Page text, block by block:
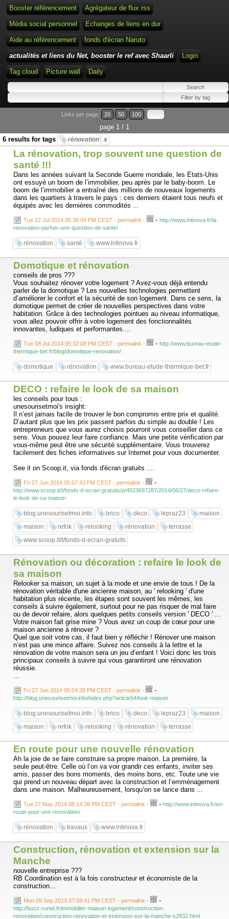
Booster référencement Agrégateur de flux rss
Média social personnel Echanges de liens en dur
Aide au référencement fonds d'écran Naruto
actualités et liens du Net, booster le ref avec Shaarli Login
Tag cloud Picture wall Daily
Links per page: 20 50 100
page 1 / 1
6 results for tags
rénovation x
La rénovation, trop souvent une question de
santé !!!
Dans les années suivant la Seconde Guerre mondiale, les États-Unis
ont essuyé un boom de l’immobilier, peu après par le baby-boom. Le
boom de l’immobilier a entraîné des millions de nouveaux logements
dans les quartiers à travers le pays : ces derniers étaient tous neufs et
équipés avec les dernières commodités ...
Tue 22 Jul 2014 05:36:04 PM CEST - permalink - - http://www.intinova.fr/la-
renovation-parfois-une-question-de-sante/
rénovation santé www.intinova.fr
Domotique et rénovation
conseils de pros ???
Vous souhaitez rénover votre logement ? Avez-vous déjà entendu
parler de la domotique ? Les nouvelles technologies permettent
d’améliorer le confort et la sécurité de son logement. Dans ce sens, la
domotique permet de créer de nouvelles perspectives dans votre
habitation. Grâce à des technologies pointues au niveau informatique,
vous allez pouvoir offrir à votre logement des fonctionnalités
innovantes, ludiques et performantes....
Tue 08 Jul 2014 05:32:08 PM CEST - permalink - - http://www.bureau-etude-
thermique-bet.fr/blog/domotique-renovation/
domotique rénovation www.bureau-etude-thermique-bet.fr
DECO : refaire le look de sa maison
les conseils pour tous :
unesourisetmoi's insight:
Il n’est jamais facile de trouver le bon compromis entre prix et qualité.
D’autant plus que les prix passent parfois du simple au double ! Les
entrepreneurs que vous aurez choisis pourront vous conseiller dans ce
sens. Vous pouvez leur faire confiance. Mais une petite vérification par
vous-même peut être une sécurité supplémentaire. Vous trouverez
facilement des fiches informatives sur Internet pour vous documenter.
See it on Scoop.it, via fonds d'écran gratuits ....
Fri 27 Jun 2014 05:07:43 PM CEST - permalink - -
http://www.scoop.it/t/fonds-d-ecran-gratuits/p/4023697287/2014/06/27/deco-refaire-
le-look-de-sa-maison
blog.unesourisetmoi.info brico deco lepraz23
maison
maison
refok relooking rénovation
terrasse
www.scoop.it/t/fonds-d-ecran-gratuits
Rénovation ou décoration : refaire le look de
sa maison
Relooker sa maison, un sujet à la mode et une envie de tous ! De la
rénovation véritable d'une ancienne maison, au ' relooking ' d'une
habitation plus récente, les étapes sont souvent les mêmes, les
conseils à suivre également, surtout pour ne pas risquer de mal faire
ou de devoir refaire, alors quelques petits conseils version ' DECO ' ...
Votre maison fait grise mine ? Vous avez un coup de cœur pour une
maison ancienne à rénover ?
Quel que soit votre cas, il faut bien y réfléchir ! Rénover une maison
n’est pas une mince affaire. Suivez nos conseils à la lettre et la
rénovation de votre maison sera un jeu d’enfant ! Voici donc les trois
principaux conseils à suivre qui vous garantiront une rénovation
réussie.
...
Fri 27 Jun 2014 05:04:39 PM CEST - permalink - -
http://blog.unesourisetmoi.info/index.php?article54/look-maison
blog.unesourisetmoi.info brico deco lepraz23
maison
maison
refok relooking rénovation terrasse
En route pour une nouvelle rénovation
Ah la joie de se faire construire sa propre maison. La première, la
seule peut-être. Celle où l’on va voir grandir ces enfants, inviter ses
amis, passer des bons moments, des moins bons, etc. Toute une vie
qui prend un nouveau départ avec la construction et l’emménagement
dans une maison. Malheureusement, lorsqu’on se lance dans ...
Tue 27 May 2014 08:14:38 PM CEST - permalink - - http://www.intinova.fr/en-
route-pour-une-renovation/
rénovation travaux www.intinova.fr
Construction, rénovation et extension sur la
Manche
nouvelle entreprise ???
RB Coordination est à la fois constructeur et économiste de la
construction...
Mon 09 Sep 2013 07:59:41 PM CEST - permalink - -
http://buzz.vunet.fr/immobilier-maison-logement/construction-
renovation/construction-renovation-et-extension-sur-la-manche-s2832.html